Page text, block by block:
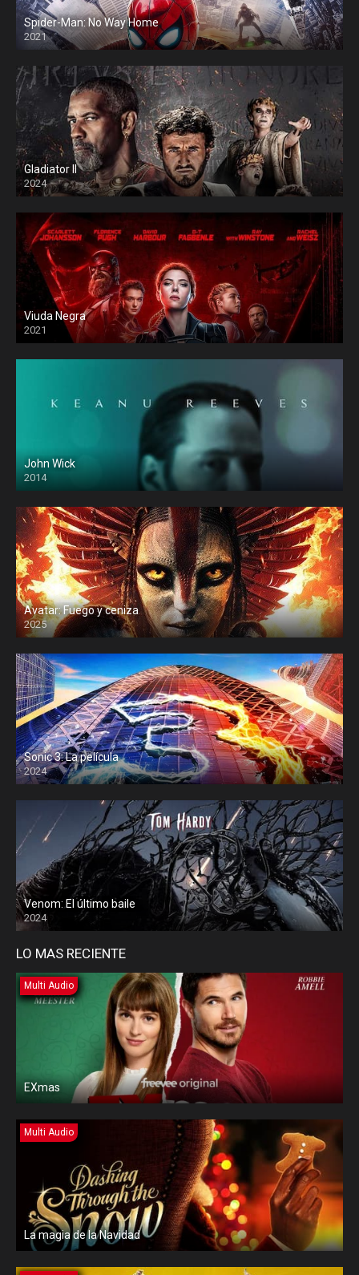
Spider-Man: No Way Home
2021
Gladiator II
2024
Viuda Negra
2021
John Wick
2014
Avatar: Fuego y ceniza
2025
Sonic 3: La película
2024
Venom: El último baile
2024
LO MAS RECIENTE
Multi Audio
EXmas
Multi Audio
La magia de la Navidad